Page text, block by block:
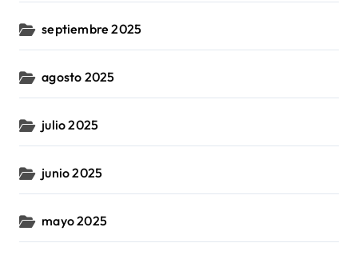
septiembre 2025
agosto 2025
julio 2025
junio 2025
mayo 2025